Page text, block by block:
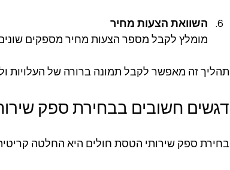
השוואת הצעות מחיר
מומלץ לקבל מספר הצעות מחיר מספקים שונים
תהליך זה מאפשר לקבל תמונה ברורה של העלויות
דגשים חשובים בבחירת ספק
בחירת ספק שירותי הטסת חולים היא החלטה